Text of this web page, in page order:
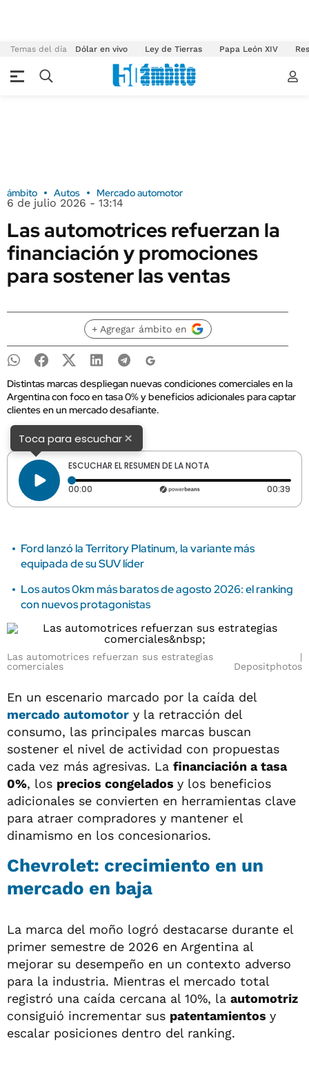
Temas del día Dólar en vivo Ley de Tierras Papa León XIV
ámbito Autos Mercado automotor
6 de julio 2026 - 13:14
Las automotrices refuerzan la
financiación y promociones
para sostener las ventas
+ Agregar ámbito en
Distintas marcas despliegan nuevas condiciones comerciales en la
Argentina con foco en tasa 0% y beneficios adicionales para captar
clientes en un mercado desafiante.
Toca para escuchar×
ESCUCHAR EL RESUMEN DE LA NOTA
00:00 Tiempo transcurrido: 0 segundos 00:39
Ford lanzó la Territory Platinum, la variante más
equipada de su SUV líder
Los autos 0km más baratos de agosto 2026: el ranking
con nuevos protagonistas
Las automotrices refuerzan sus estrategias
comerciales
Depositphotos
En un escenario marcado por la caída del
mercado automotor y la retracción del
consumo, las principales marcas buscan
sostener el nivel de actividad con propuestas
cada vez más agresivas. La financiación a tasa
0%, los precios congelados y los beneficios
adicionales se convierten en herramientas clave
para atraer compradores y mantener el
dinamismo en los concesionarios.
Chevrolet: crecimiento en un
mercado en baja
La marca del moño logró destacarse durante el
primer semestre de 2026 en Argentina al
mejorar su desempeño en un contexto adverso
para la industria. Mientras el mercado total
registró una caída cercana al 10%, la automotriz
consiguió incrementar sus patentamientos y
escalar posiciones dentro del ranking.